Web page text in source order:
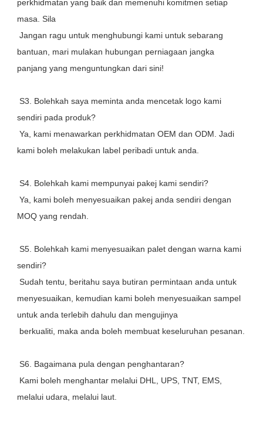
perkhidmatan yang baik dan memenuhi komitmen setiap
masa. Sila
bantuan, mari mulakan hubungan perniagaan jangka
panjang yang menguntungkan dari sini!
sendiri pada produk?
kami boleh melakukan label peribadi untuk anda.
S4. Bolehkah kami mempunyai pakej kami sendiri?
MOQ yang rendah.
sendiri?
menyesuaikan, kemudian kami boleh menyesuaikan sampel
untuk anda terlebih dahulu dan mengujinya
berkualiti, maka anda boleh membuat keseluruhan pesanan.
S6. Bagaimana pula dengan penghantaran?
melalui udara, melalui laut.